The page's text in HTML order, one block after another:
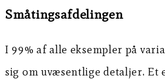
Småtingsafdelingen
I 99% af alle eksempler på
sig om uvæsentlige detaljer. Et